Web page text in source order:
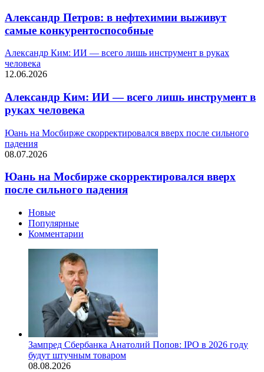
Александр Петров: в нефтехимии выживут
самые конкурентоспособные
Александр Ким: ИИ — всего лишь инструмент в руках
человека
12.06.2026
Александр Ким: ИИ — всего лишь инструмент в
руках человека
Юань на Мосбирже скорректировался вверх после сильного
падения
08.07.2026
Юань на Мосбирже скорректировался вверх
после сильного падения
Новые
Популярные
Комментарии
Зампред Сбербанка Анатолий Попов: IPO в 2026 году
будут штучным товаром
08.08.2026